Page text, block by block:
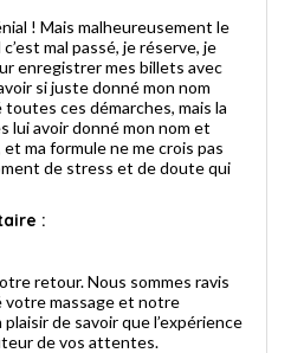
! Mais malheureusement le
mal passé, je réserve, je
enregistrer mes billets avec
si juste donné mon nom
ces démarches, mais la
lui avoir donné mon nom et
ma formule ne me crois pas
:
retour. Nous sommes ravis
votre massage et notre
de savoir que l’expérience
de vos attentes.